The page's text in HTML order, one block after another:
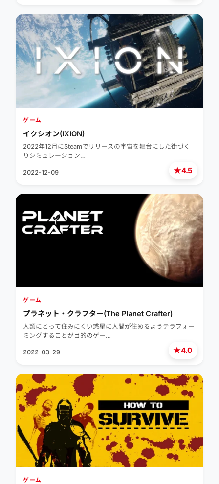
★4.5
ゲーム
イクシオン(IXION)
2022年12月にSteamでリリースの宇宙を舞台にした街づく
りシミュレーション…
2022-12-09
★4.0
ゲーム
プラネット・クラフター(The Planet Crafter)
人類にとって住みにくい惑星に人間が住めるようテラフォー
ミングすることが目的のゲー…
2022-03-29
ゲーム